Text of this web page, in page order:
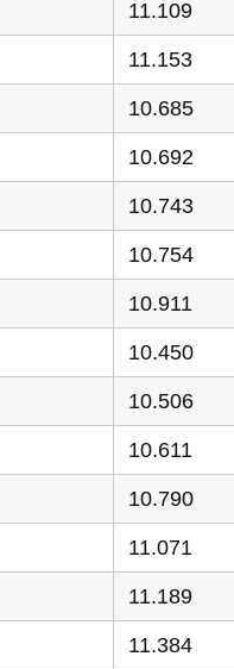
11.109
11.153
10.685
10.692
10.743
10.754
10.911
10.450
10.506
10.611
10.790
11.071
11.189
11.384